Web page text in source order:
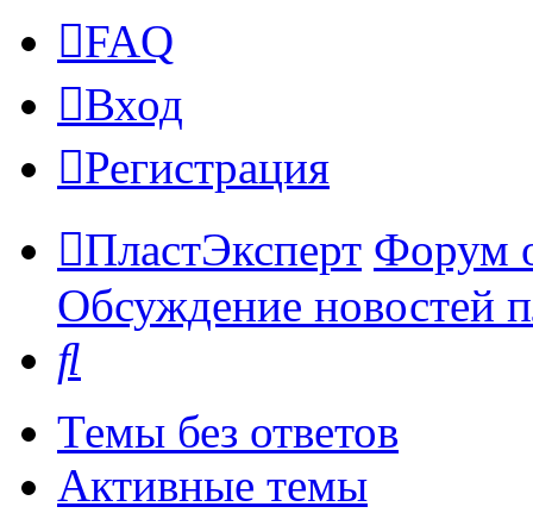
FAQ
Вход
Регистрация
ПластЭксперт Форум
Обсуждение новостей
Темы без ответов
Активные темы